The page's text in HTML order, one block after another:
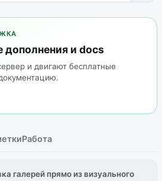
дополнения и docs
и двигают бесплатные
Работа
галерей прямо из визуального